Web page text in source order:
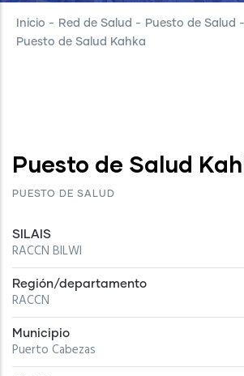
Inicio - Red de Salud - Puesto de Salud -
Puesto de Salud Kahka
Puesto de Salud
PUESTO DE SALUD
SILAIS
RACCN BILWI
Región/departamento
RACCN
Municipio
Puerto Cabezas